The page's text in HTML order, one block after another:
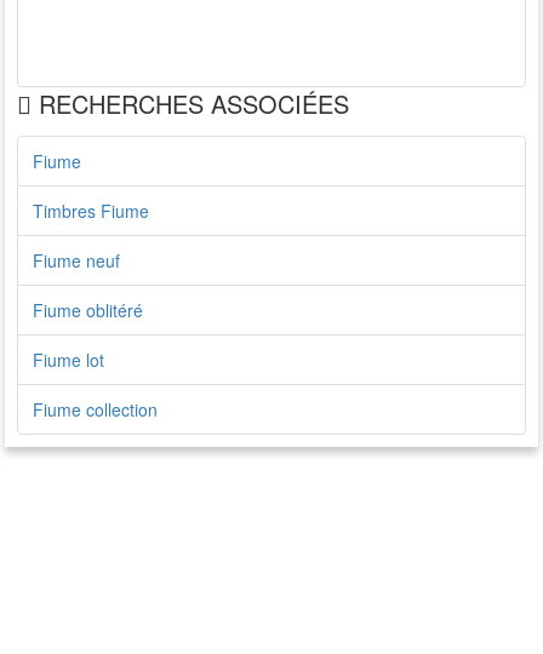
RECHERCHES ASSOCIÉES
Fiume
Timbres Fiume
Fiume neuf
Fiume oblitéré
Fiume lot
Fiume collection